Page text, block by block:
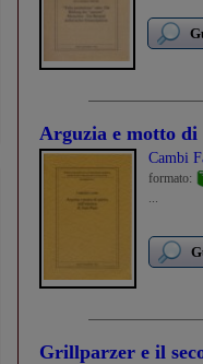
Arguzia e motto di
Cambi
formato:
...
Grillparzer e il